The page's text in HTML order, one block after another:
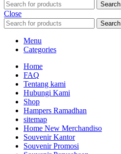
Search
Close
Search
Menu
Categories
Home
FAQ
Tentang kami
Hubungi Kami
Shop
Hampers Ramadhan
sitemap
Home New Merchandiso
Souvenir Kantor
Souvenir Promosi